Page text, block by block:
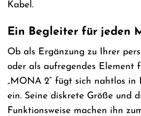
Kabel.
Ein Begleiter für jeden
Ob als Ergänzung zu Ihrer
oder als aufregendes Element
„MONA 2“ fügt sich nahtlos in
ein. Seine diskrete Größe und
Funktionsweise machen ihn